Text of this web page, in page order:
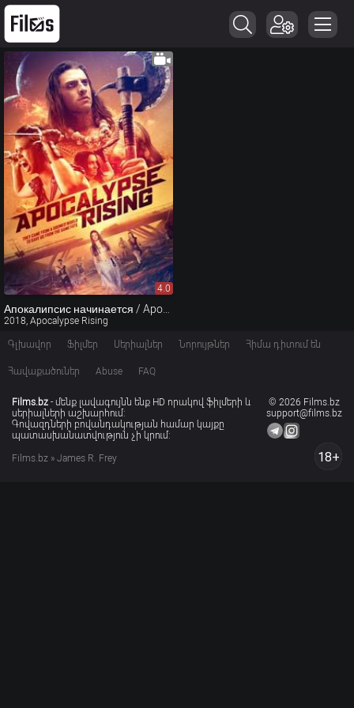
4.0
2018, Apocalypse Rising
Գլխավոր Ֆիլմեր Սերիալներ Նորույթներ Հիմա դիտում են
Հավաքածուներ Abuse FAQ
© 2026 Films.bz
support@films.bz
18+
Films.bz - մենք լավագույնն ենք HD որակով ֆիլմերի և
սերիալների աշխարհում:
Գովազդների բովանդակության համար կայքը
պատասխանատվություն չի կրում:
Films.bz » James R. Frey